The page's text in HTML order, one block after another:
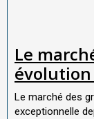
Le
Le marché des
exceptionnelle